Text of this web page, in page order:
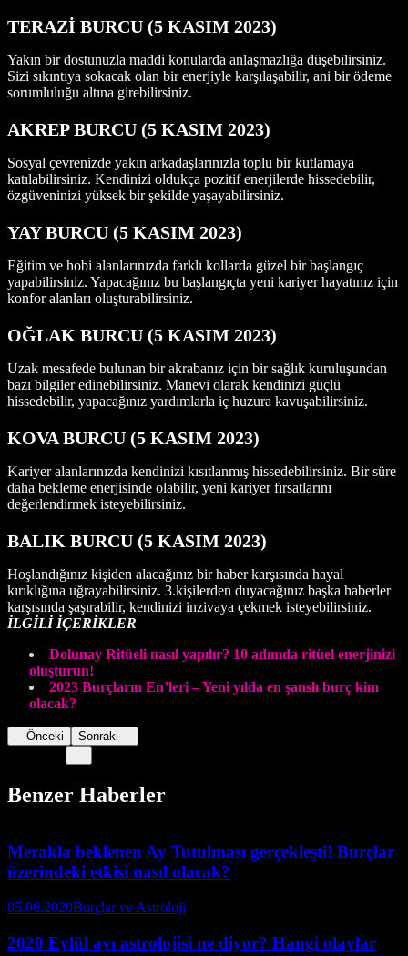
TERAZİ BURCU (5 KASIM 2023)
Yakın bir dostunuzla maddi konularda anlaşmazlığa düşebilirsiniz.
Sizi sıkıntıya sokacak olan bir enerjiyle karşılaşabilir, ani bir ödeme
sorumluluğu altına girebilirsiniz.
AKREP BURCU (5 KASIM 2023)
Sosyal çevrenizde yakın arkadaşlarınızla toplu bir kutlamaya
katılabilirsiniz. Kendinizi oldukça pozitif enerjilerde hissedebilir,
özgüveninizi yüksek bir şekilde yaşayabilirsiniz.
YAY BURCU (5 KASIM 2023)
Eğitim ve hobi alanlarınızda farklı kollarda güzel bir başlangıç
yapabilirsiniz. Yapacağınız bu başlangıçta yeni kariyer hayatınız için
konfor alanları oluşturabilirsiniz.
OĞLAK BURCU (5 KASIM 2023)
Uzak mesafede bulunan bir akrabanız için bir sağlık kuruluşundan
bazı bilgiler edinebilirsiniz. Manevi olarak kendinizi güçlü
hissedebilir, yapacağınız yardımlarla iç huzura kavuşabilirsiniz.
KOVA BURCU (5 KASIM 2023)
Kariyer alanlarınızda kendinizi kısıtlanmış hissedebilirsiniz. Bir süre
daha bekleme enerjisinde olabilir, yeni kariyer fırsatlarını
değerlendirmek isteyebilirsiniz.
BALIK BURCU (5 KASIM 2023)
Hoşlandığınız kişiden alacağınız bir haber karşısında hayal
kırıklığına uğrayabilirsiniz. 3.kişilerden duyacağınız başka haberler
karşısında şaşırabilir, kendinizi inzivaya çekmek isteyebilirsiniz.
İLGİLİ İÇERİKLER
Dolunay Ritüeli nasıl yapılır? 10 adımda ritüel enerjinizi
oluşturun!
2023 Burçların En’leri – Yeni yılda en şanslı burç kim
olacak?
Önceki Sonraki
Benzer Haberler
Merakla beklenen Ay Tutulması gerçekleşti! Burçlar
üzerindeki etkisi nasıl olacak?
05.06.2020Burçlar ve Astroloji
2020 Eylül ayı astrolojisi ne diyor? Hangi olaylar